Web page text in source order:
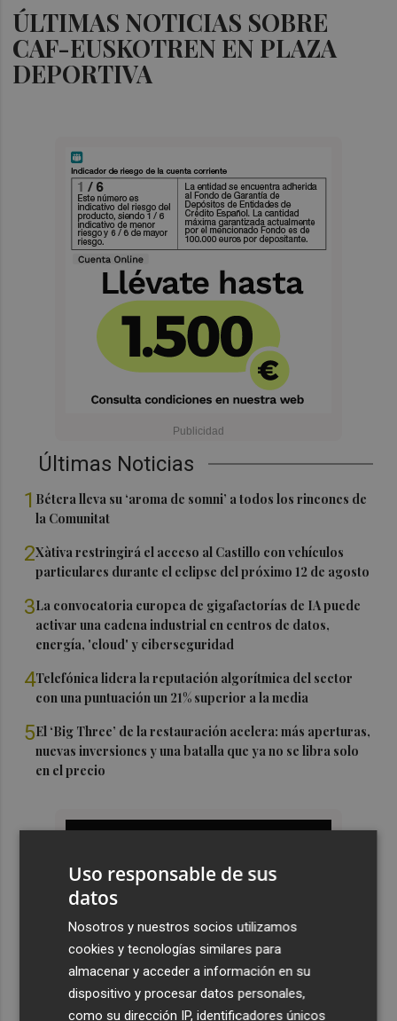
ÚLTIMAS NOTICIAS SOBRE
CAF-EUSKOTREN EN PLAZA
DEPORTIVA
Últimas Noticias
1 Bétera lleva su ‘aroma de somni’ a todos los rincones de
la Comunitat
2Xàtiva restringirá el acceso al Castillo con vehículos
particulares durante el eclipse del próximo 12 de agosto
3La convocatoria europea de gigafactorías de IA puede
activar una cadena industrial en centros de datos,
energía, 'cloud' y ciberseguridad
4Telefónica lidera la reputación algorítmica del sector
con una puntuación un 21% superior a la media
5El ‘Big Three’ de la restauración acelera: más aperturas,
nuevas inversiones y una batalla que ya no se libra solo
en el precio
Uso responsable de sus
datos
Nosotros y nuestros socios utilizamos
cookies y tecnologías similares para
almacenar y acceder a información en su
dispositivo y procesar datos personales,
como su dirección IP, identificadores únicos